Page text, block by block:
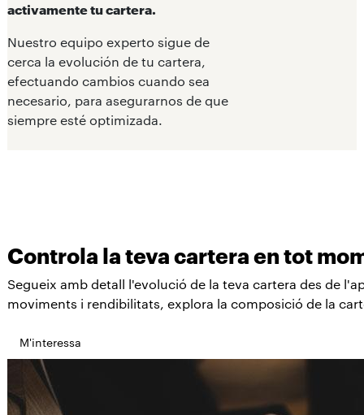
activamente tu cartera.
Nuestro equipo experto sigue de
cerca la evolución de tu cartera,
efectuando cambios cuando sea
necesario, para asegurarnos de que
siempre esté optimizada.
Controla la teva cartera en tot
Segueix amb detall l'evolució de la teva cartera des de
moviments i rendibilitats, explora la composició de la
M'interessa